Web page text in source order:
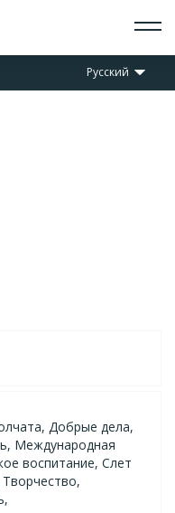
Русский
Добрые дела,
Международная
воспитание, Слет